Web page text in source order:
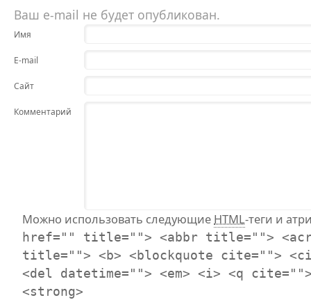
Ваш e-mail не будет опубликован.
Имя
E-mail
Сайт
Комментарий
Можно использовать следующие HTML-теги и
href="" title=""> <abbr title="">
title=""> <b> <blockquote cite="">
<del datetime=""> <em> <i> <q
<strong>